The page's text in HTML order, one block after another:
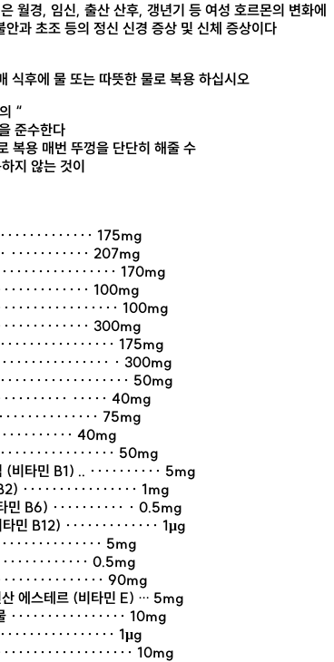
월경, 임신, 출산 산후, 갱년기 등 여성 호르몬의 변화에
안과 초조 등의 정신 신경 증상 및 신체 증상이다
식후에 물 또는 따뜻한 물로 복용 하십시오
“
준수한다
복용 매번 뚜껑을 단단히 해줄 수
지 않는 것이
175mg
··········· 207mg
170mg
100mg
100mg
300mg
175mg
· 300mg
50mg
····· 40mg
75mg
40mg
50mg
(비타민 B1) .. ·········· 5mg
················ 1mg
민 B6) ·········· · 0.5mg
민 B12) ············· 1μg
5mg
0.5mg
90mg
에스테르 (비타민 E) … 5mg
················ 10mg
1μg
10mg